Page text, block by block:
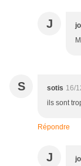
J
S sotis 16/
ils sont
Répondre
J